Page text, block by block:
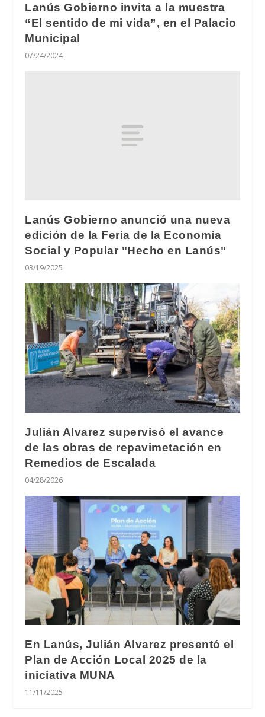
Lanús Gobierno invita a la muestra
“El sentido de mi vida”, en el Palacio
Municipal
07/24/2024
Lanús Gobierno anunció una nueva
edición de la Feria de la Economía
Social y Popular "Hecho en Lanús"
03/19/2025
Julián Alvarez supervisó el avance
de las obras de repavimetación en
Remedios de Escalada
04/28/2026
En Lanús, Julián Alvarez presentó el
Plan de Acción Local 2025 de la
iniciativa MUNA
11/11/2025